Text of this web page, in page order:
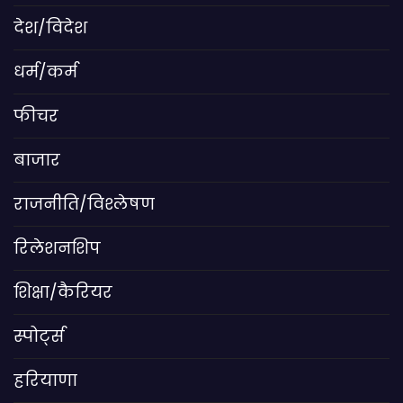
देश/विदेश
धर्म/कर्म
फीचर
बाजार
राजनीति/विश्लेषण
रिलेशनशिप
शिक्षा/कैरियर
स्पोर्ट्स
हरियाणा